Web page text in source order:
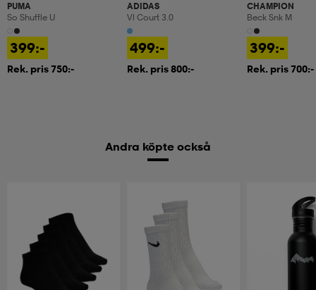
PUMA
So Shuffle U
399:-
Rek. pris 750:-
ADIDAS
Vl Court 3.0
499:-
Rek. pris 800:-
CHAMPION
Beck Snk M
399:-
Rek. pris 700:-
Andra köpte också